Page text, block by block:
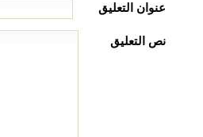
عنوان التعليق
نص التعليق